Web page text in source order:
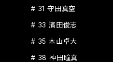
# 31 守田真空
# 33 濱田俊志
# 35 木山卓大
# 38 神田瞳真